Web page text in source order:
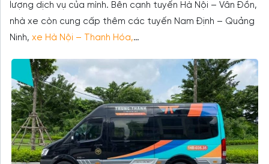
lượng dịch vụ của mình. Bên cạnh tuyến Hà Nội – Vân Đồn,
nhà xe còn cung cấp thêm các tuyến Nam Định – Quảng
Ninh, xe Hà Nội – Thanh Hóa,…